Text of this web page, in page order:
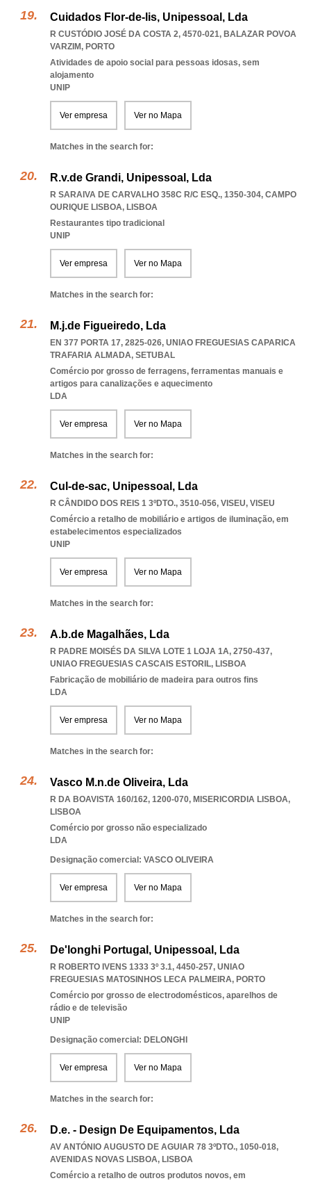
Cuidados Flor-de-lis, Unipessoal, Lda
R CUSTÓDIO JOSÉ DA COSTA 2, 4570-021, BALAZAR POVOA
VARZIM, PORTO
Atividades de apoio social para pessoas idosas, sem
alojamento
UNIP
Ver empresa Ver no Mapa
Matches in the search for:
R.v.de Grandi, Unipessoal, Lda
R SARAIVA DE CARVALHO 358C R/C ESQ., 1350-304, CAMPO
OURIQUE LISBOA, LISBOA
Restaurantes tipo tradicional
UNIP
Ver empresa Ver no Mapa
Matches in the search for:
M.j.de Figueiredo, Lda
EN 377 PORTA 17, 2825-026, UNIAO FREGUESIAS CAPARICA
TRAFARIA ALMADA, SETUBAL
Comércio por grosso de ferragens, ferramentas manuais e
artigos para canalizações e aquecimento
LDA
Ver empresa Ver no Mapa
Matches in the search for:
Cul-de-sac, Unipessoal, Lda
R CÂNDIDO DOS REIS 1 3ºDTO., 3510-056, VISEU, VISEU
Comércio a retalho de mobiliário e artigos de iluminação, em
estabelecimentos especializados
UNIP
Ver empresa Ver no Mapa
Matches in the search for:
A.b.de Magalhães, Lda
R PADRE MOISÉS DA SILVA LOTE 1 LOJA 1A, 2750-437,
UNIAO FREGUESIAS CASCAIS ESTORIL, LISBOA
Fabricação de mobiliário de madeira para outros fins
LDA
Ver empresa Ver no Mapa
Matches in the search for:
Vasco M.n.de Oliveira, Lda
R DA BOAVISTA 160/162, 1200-070, MISERICORDIA LISBOA,
LISBOA
Comércio por grosso não especializado
LDA
Designação comercial: VASCO OLIVEIRA
Ver empresa Ver no Mapa
Matches in the search for:
De'longhi Portugal, Unipessoal, Lda
R ROBERTO IVENS 1333 3º 3.1, 4450-257, UNIAO
FREGUESIAS MATOSINHOS LECA PALMEIRA, PORTO
Comércio por grosso de electrodomésticos, aparelhos de
rádio e de televisão
UNIP
Designação comercial: DELONGHI
Ver empresa Ver no Mapa
Matches in the search for:
D.e. - Design De Equipamentos, Lda
AV ANTÓNIO AUGUSTO DE AGUIAR 78 3ºDTO., 1050-018,
AVENIDAS NOVAS LISBOA, LISBOA
Comércio a retalho de outros produtos novos, em